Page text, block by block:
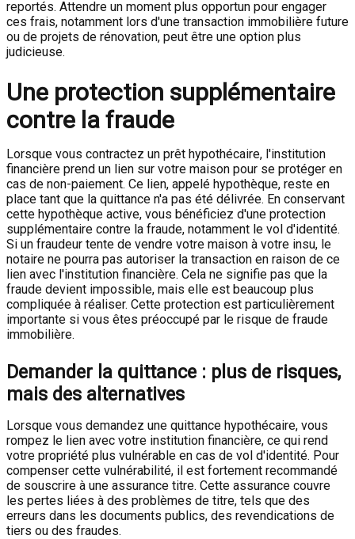
reportés. Attendre un moment plus opportun pour engager
ces frais, notamment lors d'une transaction immobilière future
ou de projets de rénovation, peut être une option plus
judicieuse.
Une protection supplémentaire
contre la fraude
Lorsque vous contractez un prêt hypothécaire, l'institution
financière prend un lien sur votre maison pour se protéger en
cas de non-paiement. Ce lien, appelé hypothèque, reste en
place tant que la quittance n'a pas été délivrée. En conservant
cette hypothèque active, vous bénéficiez d'une protection
supplémentaire contre la fraude, notamment le vol d'identité.
Si un fraudeur tente de vendre votre maison à votre insu, le
notaire ne pourra pas autoriser la transaction en raison de ce
lien avec l'institution financière. Cela ne signifie pas que la
fraude devient impossible, mais elle est beaucoup plus
compliquée à réaliser. Cette protection est particulièrement
importante si vous êtes préoccupé par le risque de fraude
immobilière.
Demander la quittance : plus de risques,
mais des alternatives
Lorsque vous demandez une quittance hypothécaire, vous
rompez le lien avec votre institution financière, ce qui rend
votre propriété plus vulnérable en cas de vol d'identité. Pour
compenser cette vulnérabilité, il est fortement recommandé
de souscrire à une assurance titre. Cette assurance couvre
les pertes liées à des problèmes de titre, tels que des
erreurs dans les documents publics, des revendications de
tiers ou des fraudes.